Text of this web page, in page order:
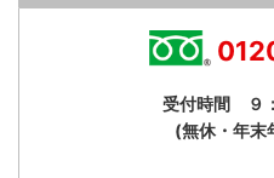
受付時間 ９
(無休・年末